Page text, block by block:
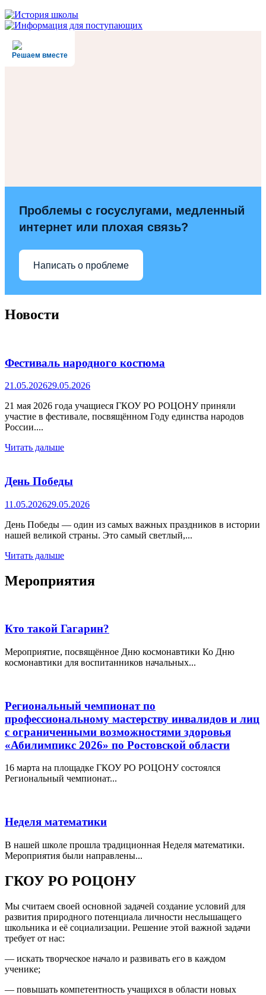
Решаем вместе
Проблемы с госуслугами, медленный
интернет или плохая связь?
Написать о проблеме
Новости
Фестиваль народного костюма
21.05.202629.05.2026
21 мая 2026 года учащиеся ГКОУ РО РОЦОНУ приняли
участие в фестивале, посвящённом Году единства народов
России....
Читать дальше
День Победы
11.05.202629.05.2026
День Победы — один из самых важных праздников в истории
нашей великой страны. Это самый светлый,...
Читать дальше
Мероприятия
Кто такой Гагарин?
Мероприятие, посвящённое Дню космонавтики Ко Дню
космонавтики для воспитанников начальных...
Региональный чемпионат по
профессиональному мастерству инвалидов и лиц
с ограниченными возможностями здоровья
«Абилимпикс 2026» по Ростовской области
16 марта на площадке ГКОУ РО РОЦОНУ состоялся
Региональный чемпионат...
Неделя математики
В нашей школе прошла традиционная Неделя математики.
Мероприятия были направлены...
ГКОУ РО РОЦОНУ
Мы считаем своей основной задачей создание условий для
развития природного потенциала личности неслышащего
школьника и её социализации. Решение этой важной задачи
требует от нас:
— искать творческое начало и развивать его в каждом
ученике;
— повышать компетентность учащихся в области новых